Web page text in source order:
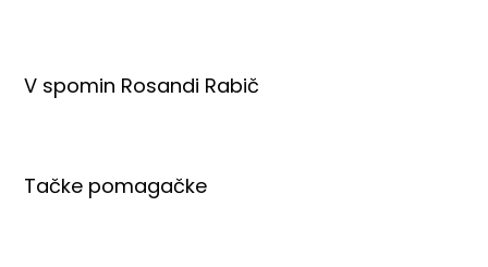
V spomin Rosandi Rabič
Tačke pomagačke